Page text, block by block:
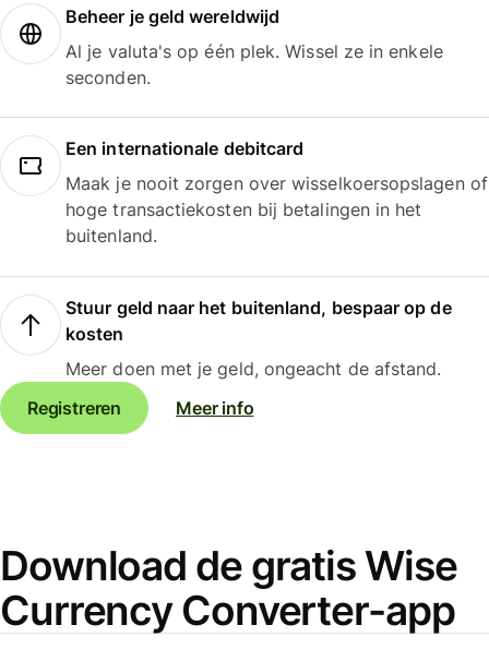
Beheer je geld wereldwijd
Al je valuta's op één plek. Wissel ze in enkele
seconden.
Een internationale debitcard
Maak je nooit zorgen over wisselkoersopslagen of
hoge transactiekosten bij betalingen in het
buitenland.
Stuur geld naar het buitenland, bespaar op de
kosten
Meer doen met je geld, ongeacht de afstand.
Registreren
Meer info
Download de gratis Wise
Currency Converter-app